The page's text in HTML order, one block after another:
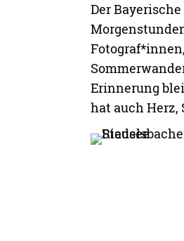
Der
Erinnerung
hat auch Herz,